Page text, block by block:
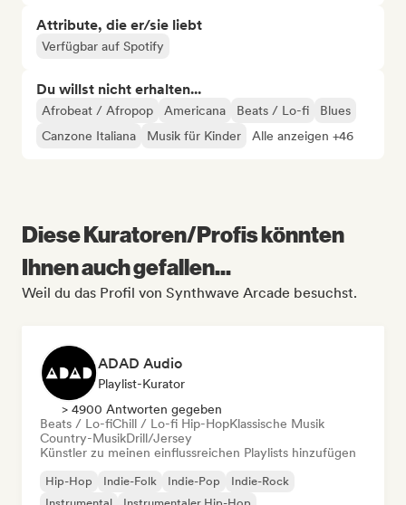
Attribute, die er/sie liebt
Verfügbar auf Spotify
Du willst nicht erhalten...
Afrobeat / Afropop Americana Beats / Lo-fi
Blues
Canzone Italiana
Musik für Kinder Alle anzeigen +46
Diese Kuratoren/Profis könnten
Ihnen auch gefallen...
Weil du das Profil von Synthwave Arcade besuchst.
ADAD Audio
Playlist-Kurator
> 4900 Antworten gegeben
Beats / Lo-fiChill / Lo-fi Hip-HopKlassische Musik
Country-MusikDrill/Jersey
Künstler zu meinen einflussreichen Playlists hinzufügen
Hip-Hop Indie-Folk Indie-Pop
Indie-Rock